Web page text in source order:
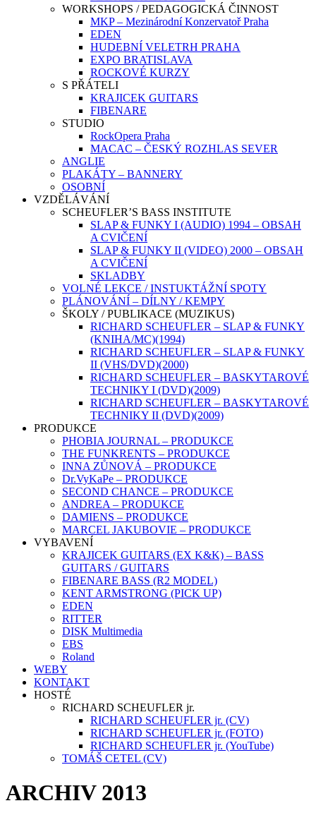
WORKSHOPS / PEDAGOGICKÁ ČINNOST
MKP – Mezinárodní Konzervatoř Praha
EDEN
HUDEBNÍ VELETRH PRAHA
EXPO BRATISLAVA
ROCKOVÉ KURZY
S PŘÁTELI
KRAJICEK GUITARS
FIBENARE
STUDIO
RockOpera Praha
MACAC – ČESKÝ ROZHLAS SEVER
ANGLIE
PLAKÁTY – BANNERY
OSOBNÍ
VZDĚLÁVÁNÍ
SCHEUFLER’S BASS INSTITUTE
SLAP & FUNKY I (AUDIO) 1994 – OBSAH
A CVIČENÍ
SLAP & FUNKY II (VIDEO) 2000 – OBSAH
A CVIČENÍ
SKLADBY
VOLNÉ LEKCE / INSTUKTÁŽNÍ SPOTY
PLÁNOVÁNÍ – DÍLNY / KEMPY
ŠKOLY / PUBLIKACE (MUZIKUS)
RICHARD SCHEUFLER – SLAP & FUNKY
(KNIHA/MC)(1994)
RICHARD SCHEUFLER – SLAP & FUNKY
II (VHS/DVD)(2000)
RICHARD SCHEUFLER – BASKYTAROVÉ
TECHNIKY I (DVD)(2009)
RICHARD SCHEUFLER – BASKYTAROVÉ
TECHNIKY II (DVD)(2009)
PRODUKCE
PHOBIA JOURNAL – PRODUKCE
THE FUNKRENTS – PRODUKCE
INNA ZŮNOVÁ – PRODUKCE
Dr.VyKaPe – PRODUKCE
SECOND CHANCE – PRODUKCE
ANDREA – PRODUKCE
DAMIENS – PRODUKCE
MARCEL JAKUBOVIE – PRODUKCE
VYBAVENÍ
KRAJICEK GUITARS (EX K&K) – BASS
GUITARS / GUITARS
FIBENARE BASS (R2 MODEL)
KENT ARMSTRONG (PICK UP)
EDEN
RITTER
DISK Multimedia
EBS
Roland
WEBY
KONTAKT
HOSTÉ
RICHARD SCHEUFLER jr.
RICHARD SCHEUFLER jr. (CV)
RICHARD SCHEUFLER jr. (FOTO)
RICHARD SCHEUFLER jr. (YouTube)
TOMÁŠ CETEL (CV)
ARCHIV 2013